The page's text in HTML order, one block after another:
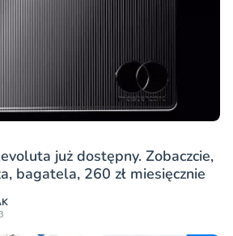
już dostępny. Zobaczcie,
bagatela, 260 zł miesięcznie